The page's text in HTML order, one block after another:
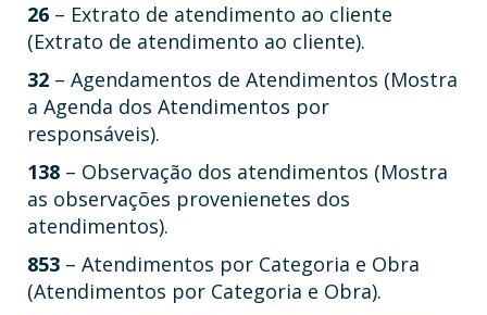
26 – Extrato de atendimento ao cliente
(Extrato de atendimento ao cliente).
32 – Agendamentos de Atendimentos (Mostra
a Agenda dos Atendimentos por
responsáveis).
138 – Observação dos atendimentos (Mostra
as observações provenienetes dos
atendimentos).
853 – Atendimentos por Categoria e Obra
(Atendimentos por Categoria e Obra).